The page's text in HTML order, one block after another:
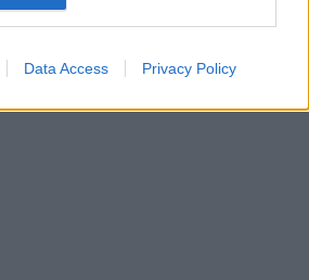
Data Access Privacy Policy